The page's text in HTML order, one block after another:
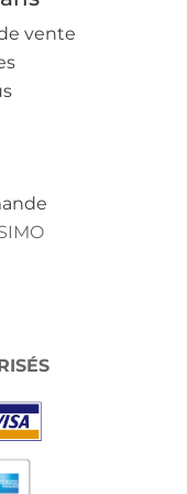
vente